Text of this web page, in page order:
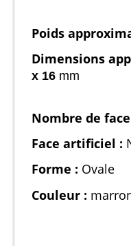
Poids
Dimensions
x 16 mm
Nombre de
Face artificiel :
Forme : Ovale
Couleur :